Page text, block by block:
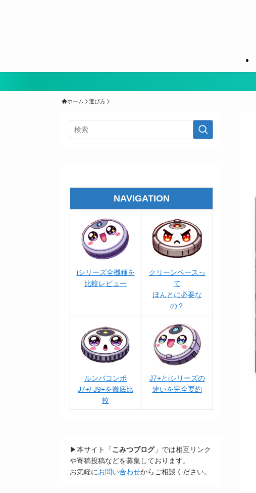
ホーム 選び方
NAVIGATION
iシリーズ全機種を
比較レビュー
クリーンベースっ
て
ほんとに必要な
の？
ルンバコンボ
J7+/ J9+を徹底比
較
J7+とiシリーズの
違いを完全要約
▶本サイト「こみつブログ」では相互リンク
や寄稿投稿などを募集しております。
お気軽にお問い合わせからご相談ください。